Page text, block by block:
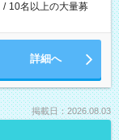
/ 10名以上の大量募
詳細へ
掲載日：2026.08.03